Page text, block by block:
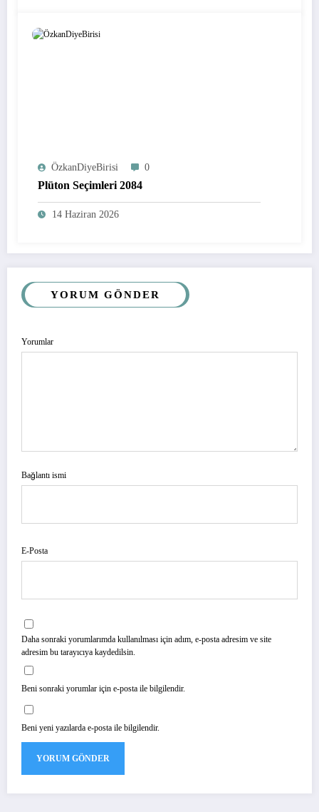
ÖzkanDiyeBirisi 0
Plüton Seçimleri 2084
14 Haziran 2026
YORUM GÖNDER
Yorumlar
Bağlantı ismi
E-Posta
Daha sonraki yorumlarımda kullanılması için adım, e-posta adresim ve site
adresim bu tarayıcıya kaydedilsin.
Beni sonraki yorumlar için e-posta ile bilgilendir.
Beni yeni yazılarda e-posta ile bilgilendir.